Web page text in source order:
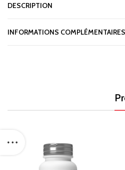
DESCRIPTION
INFORMATIONS COMPLÉMENTAIRES